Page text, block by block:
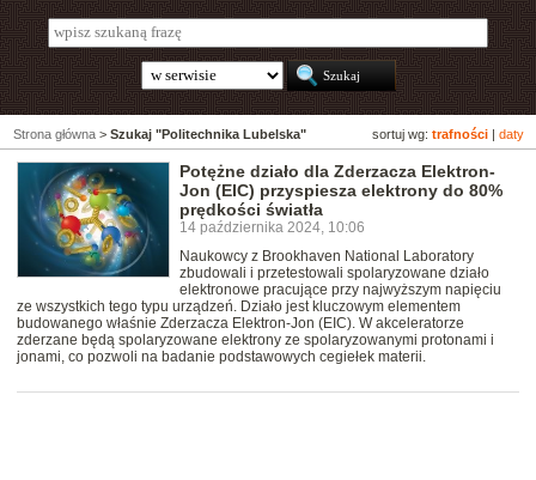
sortuj wg: trafności daty
Strona główna > Szukaj "Politechnika Lubelska"
Potężne działo dla Zderzacza Elektron-
Jon (EIC) przyspiesza elektrony do 80%
prędkości światła
14 października 2024, 10:06
Naukowcy z Brookhaven National Laboratory
zbudowali i przetestowali spolaryzowane działo
elektronowe pracujące przy najwyższym napięciu
ze wszystkich tego typu urządzeń. Działo jest kluczowym elementem
budowanego właśnie Zderzacza Elektron-Jon (EIC). W akceleratorze
zderzane będą spolaryzowane elektrony ze spolaryzowanymi protonami i
jonami, co pozwoli na badanie podstawowych cegiełek materii.